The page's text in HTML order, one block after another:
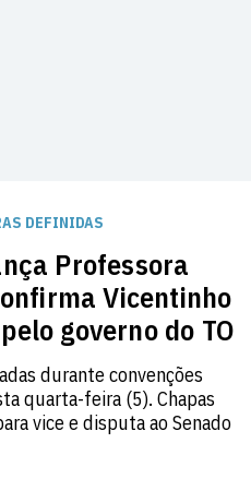
DEFINIDAS
Professora
Vicentinho
governo do TO
durante convenções
quarta-feira (5). Chapas
vice e disputa ao Senado